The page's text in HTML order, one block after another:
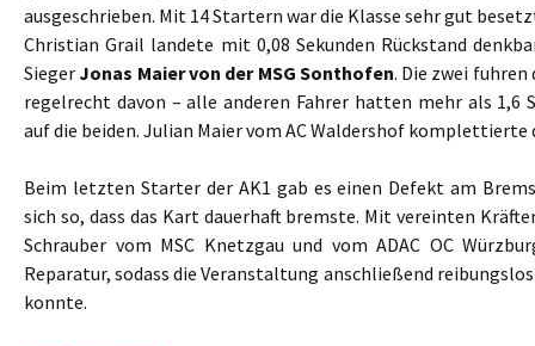
ausgeschrieben. Mit 14 Startern war die Klasse sehr gut
Christian Grail landete mit 0,08 Sekunden Rückstand
SiegerJonas Maier von der MSG Sonthofen. Die zwei fuhren
regelrecht davon – alle anderen Fahrer hatten mehr als 1,6
auf die beiden. Julian Maier vom AC Waldershof komplettierte
Beim letzten Starter der AK1 gab es einen Defekt am
sich so, dass das Kart dauerhaft bremste. Mit vereinten
Schrauber vom MSC Knetzgau und vom ADAC OC
Reparatur, sodass die Veranstaltung anschließend
konnte.